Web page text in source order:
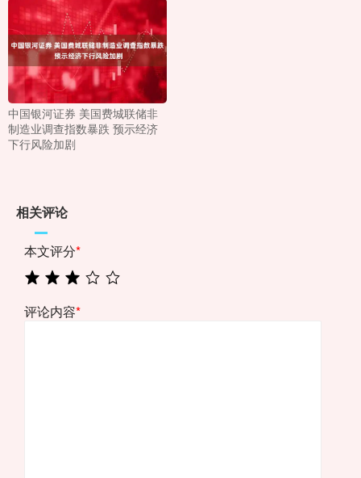
中国银河证券 美国费城联储非
制造业调查指数暴跌 预示经济
下行风险加剧
相关评论
本文评分*
评论内容*